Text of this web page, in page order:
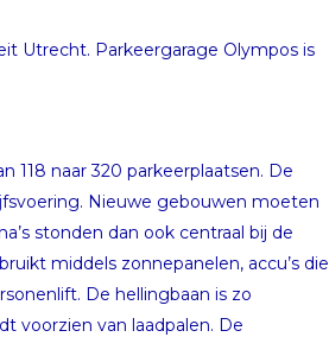
Utrecht. Parkeergarage Olympos is
118 naar 320 parkeerplaatsen. De
Nieuwe gebouwen moeten
stonden dan ook centraal bij de
middels zonnepanelen, accu’s die
De hellingbaan is zo
voorzien van laadpalen. De